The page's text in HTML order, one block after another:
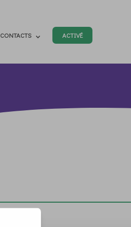
CONTACTS ACTIVÉ